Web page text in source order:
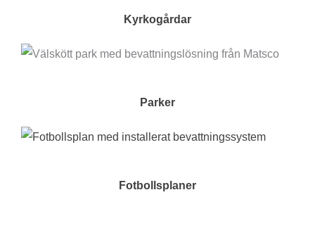
Kyrkogårdar
Parker
Fotbollsplaner